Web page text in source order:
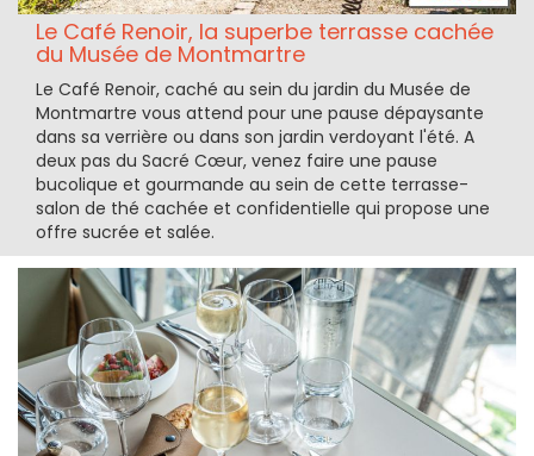
Le Café Renoir, la superbe terrasse cachée
du Musée de Montmartre
Le Café Renoir, caché au sein du jardin du Musée de
Montmartre vous attend pour une pause dépaysante
dans sa verrière ou dans son jardin verdoyant l'été. A
deux pas du Sacré Cœur, venez faire une pause
bucolique et gourmande au sein de cette terrasse-
salon de thé cachée et confidentielle qui propose une
offre sucrée et salée.